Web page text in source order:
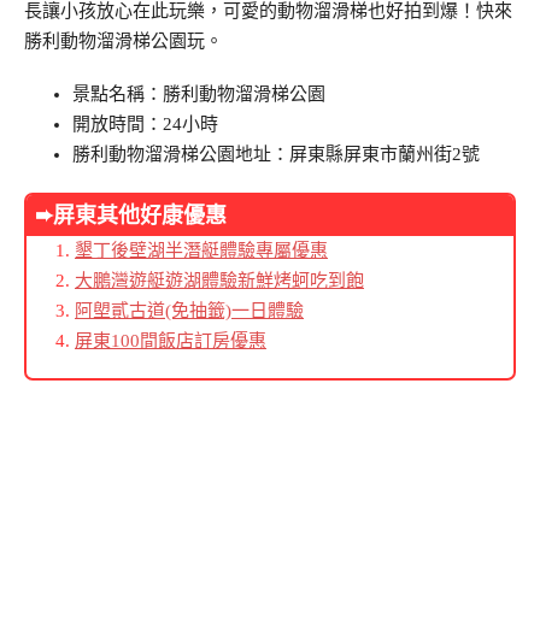
長讓小孩放心在此玩樂，可愛的動物溜滑梯也好拍到爆！快來
勝利動物溜滑梯公園玩。
景點名稱：勝利動物溜滑梯公園
開放時間：24小時
勝利動物溜滑梯公園地址：屏東縣屏東市蘭州街2號
➨屏東其他好康優惠
墾丁後壁湖半潛艇體驗專屬優惠
大鵬灣遊艇遊湖體驗新鮮烤蚵吃到飽
阿塱貳古道(免抽籤)一日體驗
屏東100間飯店訂房優惠